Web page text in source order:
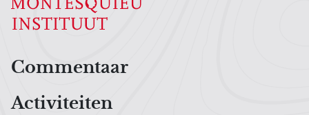
Hoofdnavigatiemenu
Commentaar
Activiteiten